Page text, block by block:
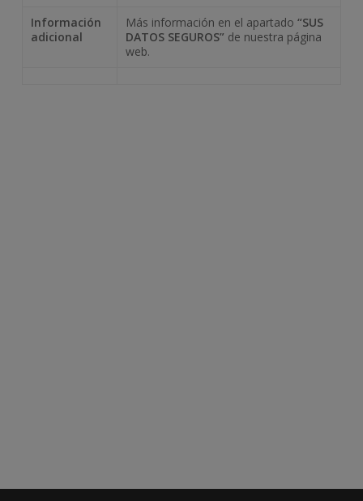
Información
adicional
Más información en el apartado “SUS
DATOS SEGUROS” de nuestra página
web.